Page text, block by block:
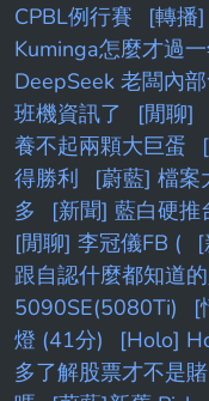
CPBL例行賽
[轉播]
Kuminga怎麼才過
DeepSeek 老闆內
班機資訊了
[閒聊]
養不起兩顆大巨蛋
得勝利
[蔚藍] 檔案
多
[新聞] 藍白硬推
[閒聊] 李冠儀FB (
跟自認什麼都知道
5090SE(5080Ti)
[
燈 (41分)
[Holo]
多了解股票才不是賭